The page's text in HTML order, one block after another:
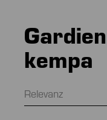
kempa
Relevanz